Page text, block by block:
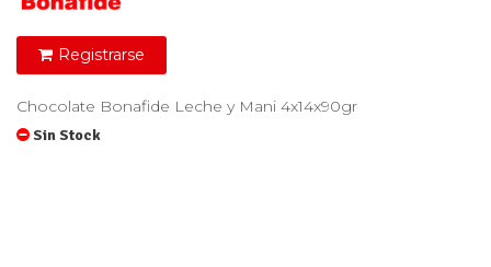
Registrarse
Chocolate Bonafide Leche y Mani 4x14x90gr
Sin Stock